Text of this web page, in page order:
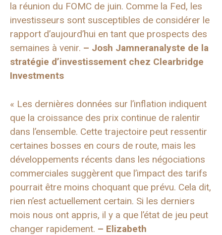
la réunion du FOMC de juin. Comme la Fed, les
investisseurs sont susceptibles de considérer le
rapport d’aujourd’hui en tant que prospects des
semaines à venir. – Josh Jamneranalyste de la
stratégie d’investissement chez Clearbridge
Investments
« Les dernières données sur l’inflation indiquent
que la croissance des prix continue de ralentir
dans l’ensemble. Cette trajectoire peut ressentir
certaines bosses en cours de route, mais les
développements récents dans les négociations
commerciales suggèrent que l’impact des tarifs
pourrait être moins choquant que prévu. Cela dit,
rien n’est actuellement certain. Si les derniers
mois nous ont appris, il y a que l’état de jeu peut
changer rapidement. – Elizabeth